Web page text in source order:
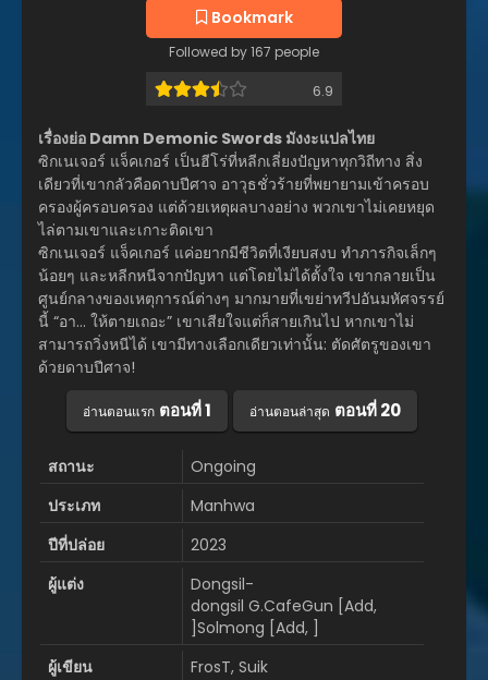
Bookmark
Followed by 167 people
6.9
เรื่องย่อ Damn Demonic Swords มังงะแปลไทย
ซิกเนเจอร์ แจ็คเกอร์ เป็นฮีโร่ที่หลีกเลี่ยงปัญหาทุกวิถีทาง สิ่ง
เดียวที่เขากลัวคือดาบปีศาจ อาวุธชั่วร้ายที่พยายามเข้าครอบ
ครองผู้ครอบครอง แต่ด้วยเหตุผลบางอย่าง พวกเขาไม่เคยหยุด
ไล่ตามเขาและเกาะติดเขา
ซิกเนเจอร์ แจ็คเกอร์ แค่อยากมีชีวิตที่เงียบสงบ ทำภารกิจเล็กๆ
น้อยๆ และหลีกหนีจากปัญหา แต่โดยไม่ได้ตั้งใจ เขากลายเป็น
ศูนย์กลางของเหตุการณ์ต่างๆ มากมายที่เขย่าทวีปอันมหัศจรรย์
นี้ “อา… ให้ตายเถอะ” เขาเสียใจแต่ก็สายเกินไป หากเขาไม่
สามารถวิ่งหนีได้ เขามีทางเลือกเดียวเท่านั้น: ตัดศัตรูของเขา
ด้วยดาบปีศาจ!
อ่านตอนแรก ตอนที่ 1 อ่านตอนล่าสุด ตอนที่ 20
สถานะ
Ongoing
ประเภท
Manhwa
ปีที่ปล่อย
2023
ผู้แต่ง
Dongsil-
dongsil G.CafeGun [Add,
]Solmong [Add, ]
ผู้เขียน
FrosT, Suik